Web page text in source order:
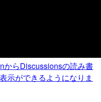
からDiscussionsの読み書
示ができるようになりま